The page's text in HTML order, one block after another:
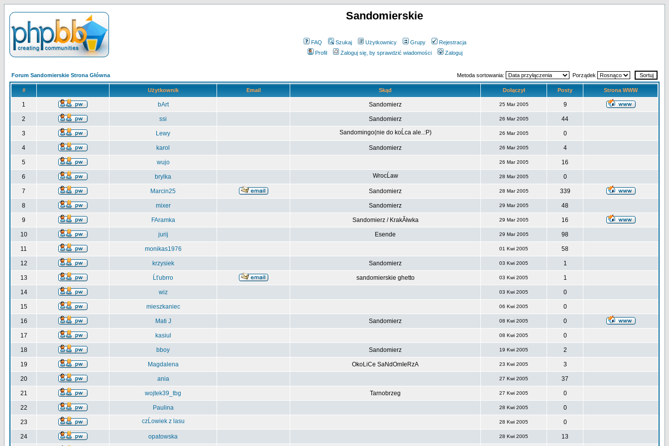
Sandomierskie
FAQ Szukaj Użytkownicy Grupy
Rejestracja
Profil
Zaloguj się, by sprawdzić wiadomości Zaloguj
Forum Sandomierskie Strona Główna Metoda sortowania: Porządek
# Użytkownik Email Skąd Dołączył Posty Strona WWW
1 bArt Sandomierz 25 Mar 2005 9
2 ssi Sandomierz 26 Mar 2005 44
3 Lewy Sandomingo(nie do koĹca ale..:P) 26 Mar 2005 0
4 karol Sandomierz 26 Mar 2005 4
5 wujo 26 Mar 2005 16
6 brylka WrocĹaw 28 Mar 2005 0
7 Marcin25 Sandomierz 28 Mar 2005 339
8 mixer Sandomierz 29 Mar 2005 48
9 FAramka Sandomierz / KrakĂłwka 29 Mar 2005 16
10 jurij Esende 29 Mar 2005 98
11 monikas1976 01 Kwi 2005 58
12 krzysiek Sandomierz 03 Kwi 2005 1
13 Ĺťubrro sandomierskie ghetto 03 Kwi 2005 1
14 wiz 03 Kwi 2005 0
15 mieszkaniec 06 Kwi 2005 0
16 Mati J Sandomierz 08 Kwi 2005 0
17 kasiul 08 Kwi 2005 0
18 bboy Sandomierz 19 Kwi 2005 2
19 Magdalena OkoLiCe SaNdOmIeRzA 23 Kwi 2005 3
20 ania 27 Kwi 2005 37
21 wojtek39_tbg Tarnobrzeg 27 Kwi 2005 0
22 Paulina 28 Kwi 2005 0
23 czĹowiek z lasu 28 Kwi 2005 0
24 opatowska 28 Kwi 2005 13